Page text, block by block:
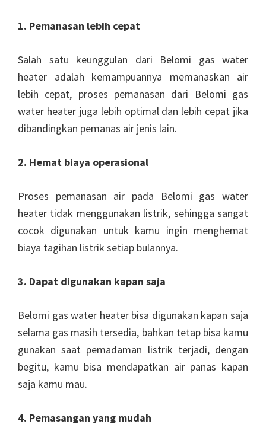
1. Pemanasan lebih cepat
Salah satu keunggulan dari Belomi gas water
heater adalah kemampuannya memanaskan air
lebih cepat, proses pemanasan dari Belomi gas
water heater juga lebih optimal dan lebih cepat jika
dibandingkan pemanas air jenis lain.
2. Hemat biaya operasional
Proses pemanasan air pada Belomi gas water
heater tidak menggunakan listrik, sehingga sangat
cocok digunakan untuk kamu ingin menghemat
biaya tagihan listrik setiap bulannya.
3. Dapat digunakan kapan saja
Belomi gas water heater bisa digunakan kapan saja
selama gas masih tersedia, bahkan tetap bisa kamu
gunakan saat pemadaman listrik terjadi, dengan
begitu, kamu bisa mendapatkan air panas kapan
saja kamu mau.
4. Pemasangan yang mudah